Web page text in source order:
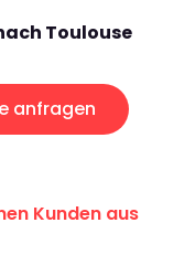
Toulouse
anfragen
Kunden aus